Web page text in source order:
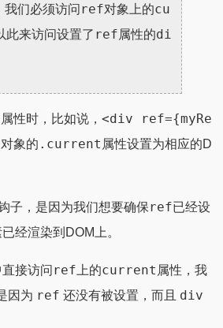
我们必须访问 ref对象上的cu
此来访问设置了 ref属性的di
属性时，比如说， <div ref={myRe
对象的 .current 属性设置为相应的D
子，是因为我们想要确保ref已经设
经渲染到DOM上。
接访问 ref 上的current 属性，我
因为 ref 还没有被设置，而且 div